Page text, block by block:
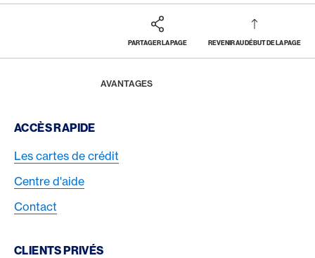
PARTAGER LA PAGE REVENIR AU DÉBUT DE LA PAGE
Footer
AVANTAGES
Footer Navigation
ACCÈS RAPIDE
Les cartes de crédit
Centre d'aide
Contact
CLIENTS PRIVÉS